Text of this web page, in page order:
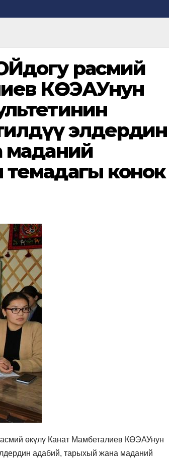
расмий
КӨЭАУнун
элдердин
маданий
конок
өкүлү Канат Мамбеталиев КӨЭАУнун
адабий, тарыхый жана маданий